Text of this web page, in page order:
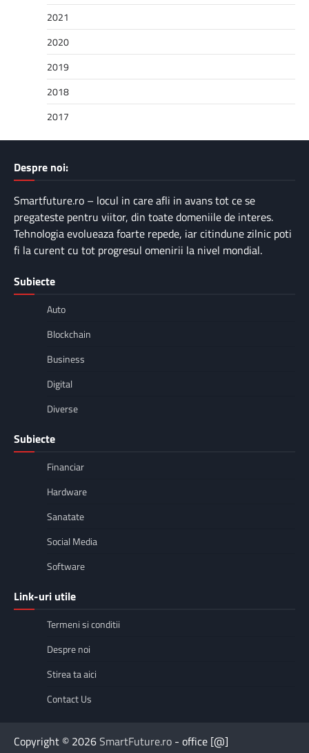
2021
2020
2019
2018
2017
Despre noi:
Smartfuture.ro – locul in care afli in avans tot ce se
pregateste pentru viitor, din toate domeniile de interes.
Tehnologia evolueaza foarte repede, iar citindune zilnic poti
fi la curent cu tot progresul omenirii la nivel mondial.
Subiecte
Auto
Blockchain
Business
Digital
Diverse
Subiecte
Financiar
Hardware
Sanatate
Social Media
Software
Link-uri utile
Termeni si conditii
Despre noi
Stirea ta aici
Contact Us
Copyright © 2026SmartFuture.ro - office [@]